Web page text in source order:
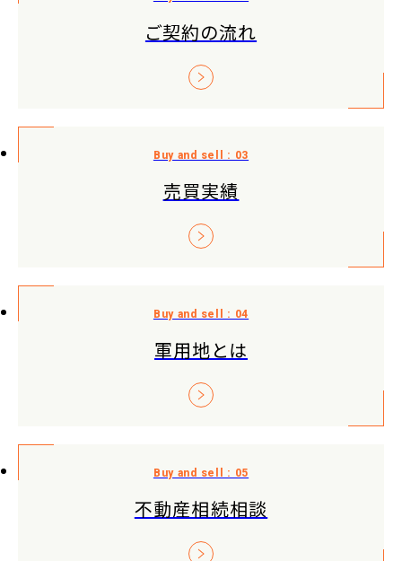
ご契約の流れ
売買実績
軍用地とは
不動産相続相談